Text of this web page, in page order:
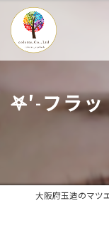
𖤐′-フラ